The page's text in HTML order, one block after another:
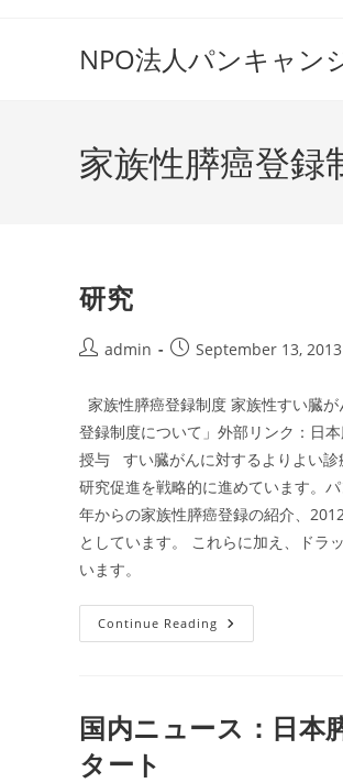
NPO法人パンキャン
家族性膵癌登録
研究
Postadmin
PostSeptember 13, 2013
家族性膵癌登録制度 家族性すい臓
登録制度について」外部リンク：日
授与 すい臓がんに対するよりよい診
研究促進を戦略的に進めています。
年からの家族性膵癌登録の紹介、
としています。 これらに加え、ドラ
います。
Continue Reading 研
究
国内ニュース：日本
タート